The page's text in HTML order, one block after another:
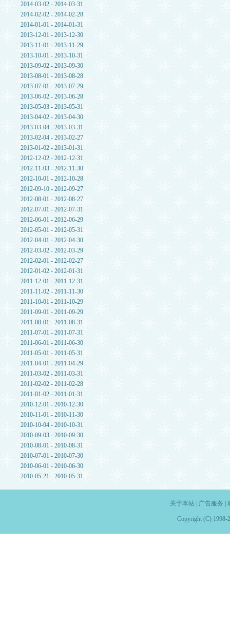
2014-03-02 - 2014-03-31
2014-02-02 - 2014-02-28
2014-01-01 - 2014-01-31
2013-12-01 - 2013-12-30
2013-11-01 - 2013-11-29
2013-10-01 - 2013-10-31
2013-09-02 - 2013-09-30
2013-08-01 - 2013-08-28
2013-07-01 - 2013-07-29
2013-06-02 - 2013-06-28
2013-05-03 - 2013-05-31
2013-04-02 - 2013-04-30
2013-03-04 - 2013-03-31
2013-02-04 - 2013-02-27
2013-01-02 - 2013-01-31
2012-12-02 - 2012-12-31
2012-11-03 - 2012-11-30
2012-10-01 - 2012-10-28
2012-09-10 - 2012-09-27
2012-08-01 - 2012-08-27
2012-07-01 - 2012-07-31
2012-06-01 - 2012-06-29
2012-05-01 - 2012-05-31
2012-04-01 - 2012-04-30
2012-03-02 - 2012-03-29
2012-02-01 - 2012-02-27
2012-01-02 - 2012-01-31
2011-12-01 - 2011-12-31
2011-11-02 - 2011-11-30
2011-10-01 - 2011-10-29
2011-09-01 - 2011-09-29
2011-08-01 - 2011-08-31
2011-07-01 - 2011-07-31
2011-06-01 - 2011-06-30
2011-05-01 - 2011-05-31
2011-04-01 - 2011-04-29
2011-03-02 - 2011-03-31
2011-02-02 - 2011-02-28
2011-01-02 - 2011-01-31
2010-12-01 - 2010-12-30
2010-11-01 - 2010-11-30
2010-10-04 - 2010-10-31
2010-09-03 - 2010-09-30
2010-08-01 - 2010-08-31
2010-07-01 - 2010-07-30
2010-06-01 - 2010-06-30
2010-05-21 - 2010-05-31
关于本站| 广告服务
Copyright (C) 1998-